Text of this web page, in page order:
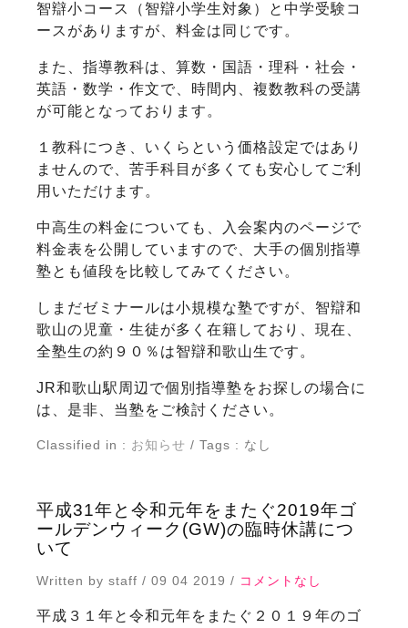
智辯小コース（智辯小学生対象）と中学受験コ
ースがありますが、料金は同じです。
また、指導教科は、算数・国語・理科・社会・
英語・数学・作文で、時間内、複数教科の受講
が可能となっております。
１教科につき、いくらという価格設定ではあり
ませんので、苦手科目が多くても安心してご利
用いただけます。
中高生の料金についても、入会案内のページで
料金表を公開していますので、大手の個別指導
塾とも値段を比較してみてください。
しまだゼミナールは小規模な塾ですが、智辯和
歌山の児童・生徒が多く在籍しており、現在、
全塾生の約９０％は智辯和歌山生です。
JR和歌山駅周辺で個別指導塾をお探しの場合に
は、是非、当塾をご検討ください。
Classified in : お知らせ / Tags : なし
平成31年と令和元年をまたぐ2019年ゴ
ールデンウィーク(GW)の臨時休講につ
いて
Written by staff / 09 04 2019 / コメントなし
平成３１年と令和元年をまたぐ２０１９年のゴ